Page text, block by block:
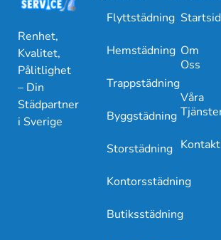
Renhet,
Kvalitet,
Pålitlighet
– Din
Städpartner
i Sverige
Flyttstädning
Hemstädning
Trappstädning
Byggstädning
Storstädning
Kontorsstädning
Butiksstädning
Om
Oss
Våra
Kontakt